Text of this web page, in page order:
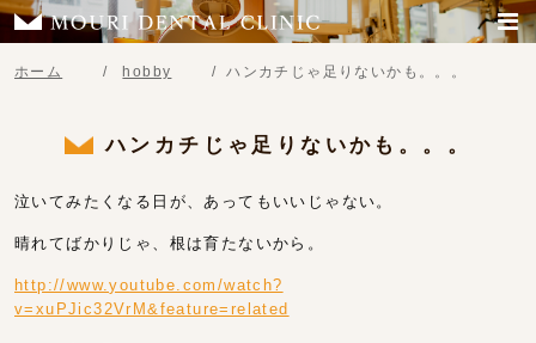
ホーム hobby ハンカチじゃ足りないかも。。。
ハンカチじゃ足りないかも。。。
泣いてみたくなる日が、あってもいいじゃない。
晴れてばかりじゃ、根は育たないから。
http://www.youtube.com/watch?
v=xuPJic32VrM&feature=related